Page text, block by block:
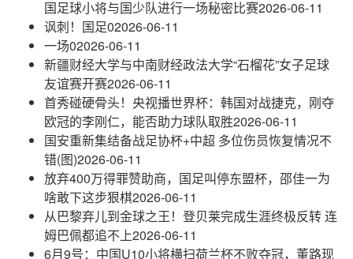
国足球小将与国少队进行一场秘密比赛2026-06-11
讽刺！国足02026-06-11
一场02026-06-11
新疆财经大学与中南财经政法大学“石榴花”女子足球
友谊赛开赛2026-06-11
首秀碰硬骨头！央视播世界杯：韩国对战捷克，刚夺
欧冠的李刚仁，能否助力球队取胜2026-06-11
国安重新集结备战足协杯+中超 多位伤员恢复情况不
错(图)2026-06-11
放弃400万得罪赞助商，国足叫停东盟杯，邵佳一为
啥敢下这步狠棋2026-06-11
从巴黎弃儿到金球之王！登贝莱完成生涯终极反转 连
姆巴佩都追不上2026-06-11
6月9号：中国U10小将横扫荷兰杯不败夺冠，董路现